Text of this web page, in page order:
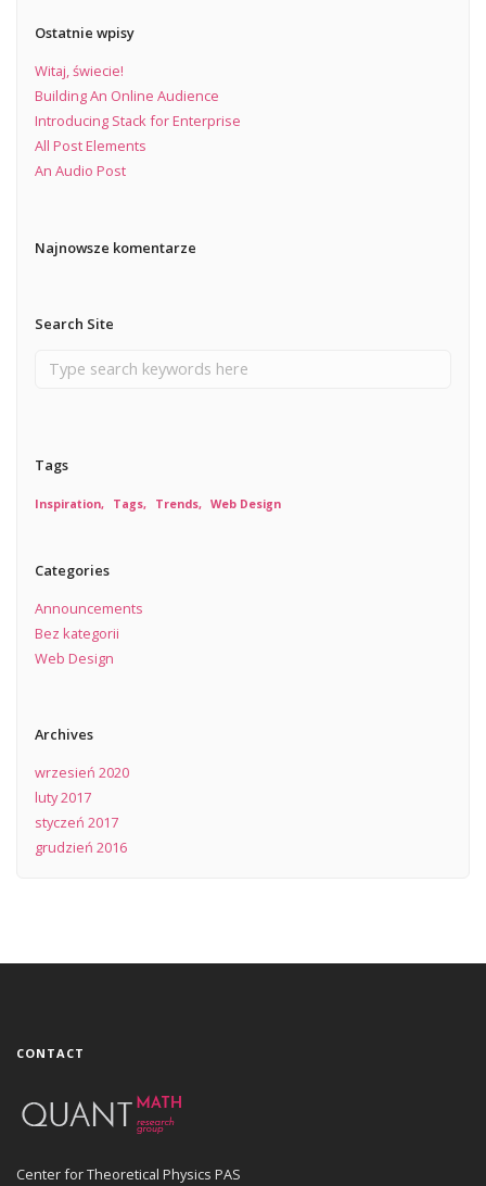
Ostatnie wpisy
Witaj, świecie!
Building An Online Audience
Introducing Stack for Enterprise
All Post Elements
An Audio Post
Najnowsze komentarze
Search Site
Tags
Inspiration Tags Trends Web Design
Categories
Announcements
Bez kategorii
Web Design
Archives
wrzesień 2020
luty 2017
styczeń 2017
grudzień 2016
CONTACT
Center for Theoretical Physics PAS